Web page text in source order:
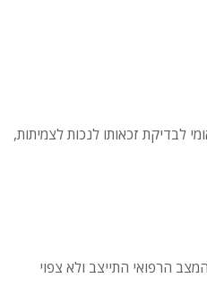
לבדיקת זכאותו לנכות לצמיתות,
הרפואי התייצב ולא צפוי